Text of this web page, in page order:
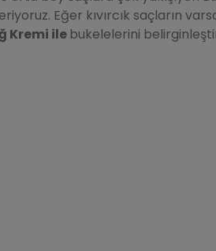
Eğer kıvırcık saçların
Kremi ile bukelelerini